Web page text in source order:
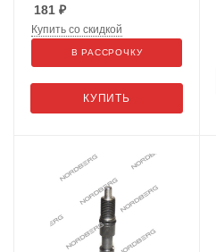
181 ₽
КУПИТЬ
Купить со скидкой
В РАССРОЧКУ